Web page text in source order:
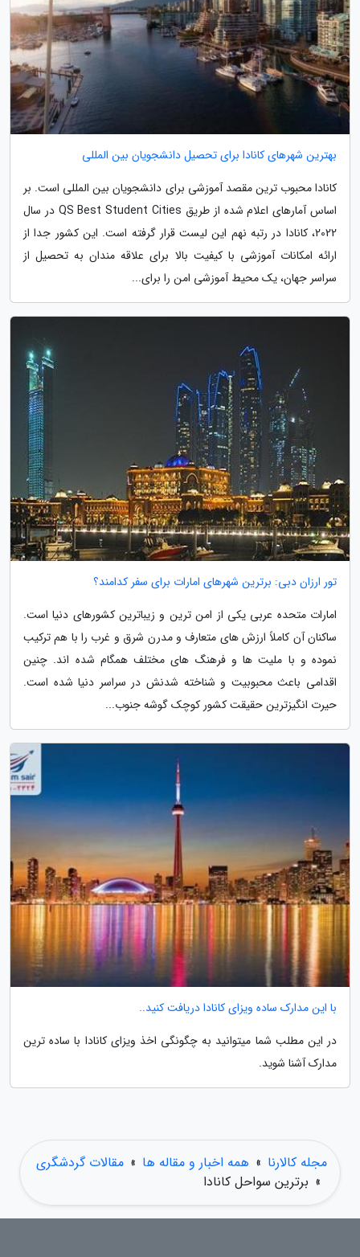
بهترین شهرهای کانادا برای تحصیل دانشجویان بین المللی
کانادا محبوب ترین مقصد آموزشی برای دانشجویان بین المللی است. بر
اساس آمارهای اعلام شده از طریق QS Best Student Cities در سال
2022، کانادا در رتبه نهم این لیست قرار گرفته است. این کشور جدا از
ارائه امکانات آموزشی با کیفیت بالا برای علاقه مندان به تحصیل از
سراسر جهان، یک محیط آموزشی امن را برای...
تور ارزان دبی: برترین شهرهای امارات برای سفر کدامند؟
امارات متحده عربی یکی از امن ترین و زیباترین کشورهای دنیا است.
ساکنان آن کاملاً ارزش های متعارف و مدرن شرق و غرب را با هم ترکیب
نموده و با ملیت ها و فرهنگ های مختلف همگام شده اند. چنین
اقدامی باعث محبوبیت و شناخته شدنش در سراسر دنیا شده است.
حیرت انگیزترین حقیقت کشور کوچک گوشه جنوب...
با این مدارک ساده ویزای کانادا دریافت کنید..
در این مطلب شما میتوانید به چگونگی اخذ ویزای کانادا با ساده ترین
مدارک آشنا شوید.
مجله کالارنا » همه اخبار و مقاله ها » مقالات گردشگری
» برترین سواحل کانادا